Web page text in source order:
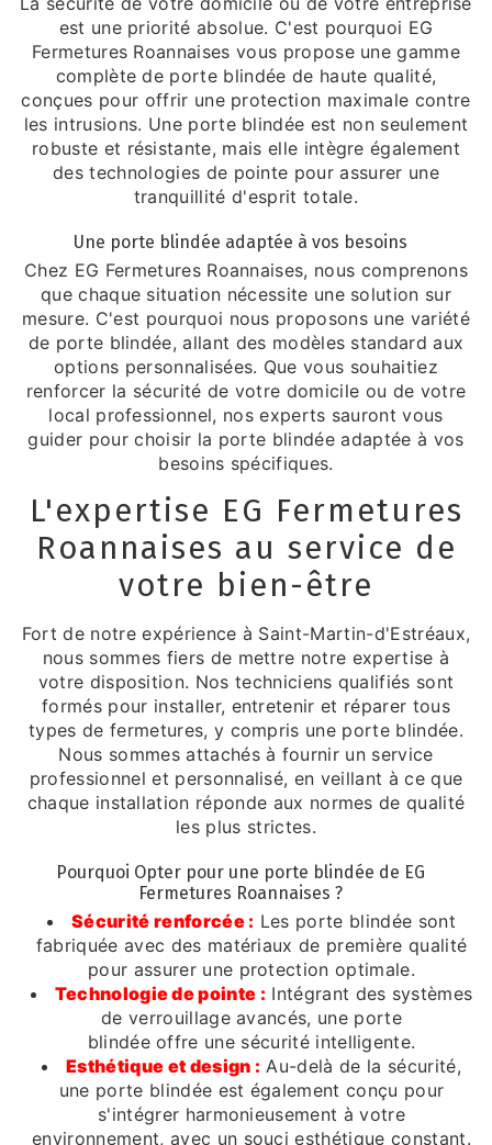
est une priorité absolue. C'est pourquoi EG
Fermetures Roannaises vous propose une gamme
complète de porte blindée de haute qualité,
conçues pour offrir une protection maximale contre
les intrusions. Une porte blindée est non seulement
robuste et résistante, mais elle intègre également
des technologies de pointe pour assurer une
tranquillité d'esprit totale.
Une porte blindée adaptée à vos besoins
Chez EG Fermetures Roannaises, nous comprenons
que chaque situation nécessite une solution sur
mesure. C'est pourquoi nous proposons une variété
de porte blindée, allant des modèles standard aux
options personnalisées. Que vous souhaitiez
renforcer la sécurité de votre domicile ou de votre
local professionnel, nos experts sauront vous
guider pour choisir la porte blindée adaptée à vos
besoins spécifiques.
L'expertise EG Fermetures
Roannaises au service de
votre bien-être
Fort de notre expérience à Saint-Martin-d'Estréaux,
nous sommes fiers de mettre notre expertise à
votre disposition. Nos techniciens qualifiés sont
formés pour installer, entretenir et réparer tous
types de fermetures, y compris une porte blindée.
Nous sommes attachés à fournir un service
professionnel et personnalisé, en veillant à ce que
chaque installation réponde aux normes de qualité
les plus strictes.
Pourquoi Opter pour une porte blindée de EG
Fermetures Roannaises ?
Sécurité renforcée : Les porte blindée sont
fabriquée avec des matériaux de première qualité
pour assurer une protection optimale.
Technologie de pointe : Intégrant des systèmes
de verrouillage avancés, une porte
blindée offre une sécurité intelligente.
Esthétique et design : Au-delà de la sécurité,
une porte blindée est également conçu pour
s'intégrer harmonieusement à votre
environnement, avec un souci esthétique constant.